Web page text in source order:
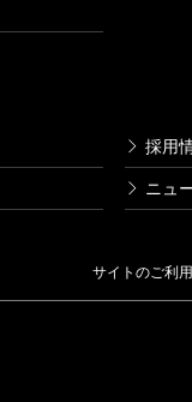
採用
ニュ
サイトのご利